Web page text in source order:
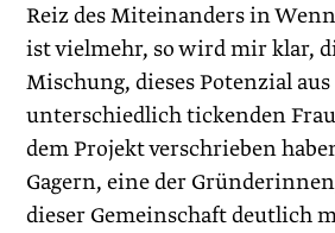
Reiz des Miteinanders in
ist vielmehr, so wird mir klar,
Mischung, dieses Potenzial
unterschiedlich ticken­den
dem Projekt verschrieben
Gagern, eine der
dieser Gemeinschaft deutlich